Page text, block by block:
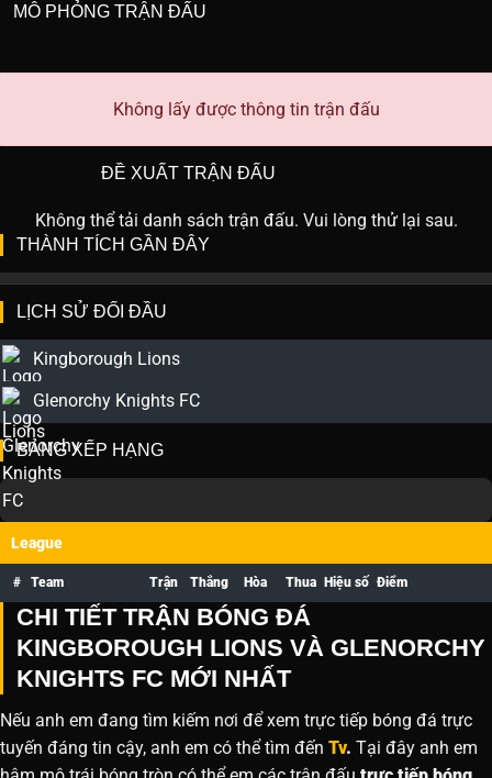
MÔ PHỎNG TRẬN ĐẤU
Không lấy được thông tin trận đấu
ĐỀ XUẤT TRẬN ĐẤU
Không thể tải danh sách trận đấu. Vui lòng thử lại sau.
THÀNH TÍCH GẦN ĐÂY
LỊCH SỬ ĐỐI ĐẦU
Kingborough Lions
Glenorchy Knights FC
BẢNG XẾP HẠNG
League
# Team Trận Thắng Hòa Thua Hiệu số Điểm
CHI TIẾT TRẬN BÓNG ĐÁ
KINGBOROUGH LIONS VÀ GLENORCHY
KNIGHTS FC MỚI NHẤT
Nếu anh em đang tìm kiếm nơi để xem trực tiếp bóng đá trực
tuyến đáng tin cậy, anh em có thể tìm đến Tv. Tại đây anh em